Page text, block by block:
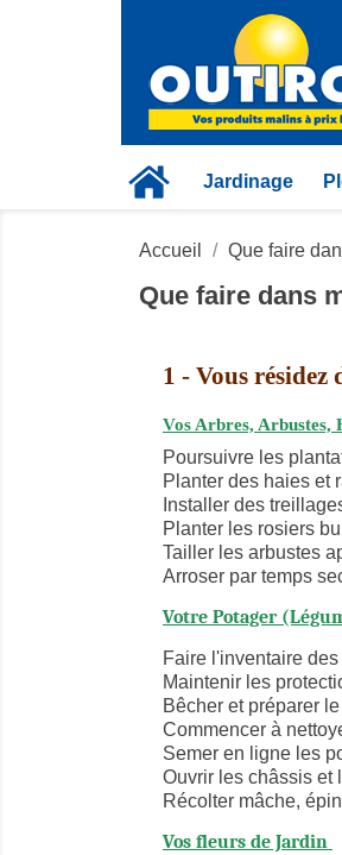
Jardinage
Accueil Que faire
Que faire dans
1 - Vous résidez
Vos Arbres, Arbustes,
Poursuivre les
Planter des haies et
Installer des
Planter les rosiers
Tailler les arbustes
Arroser par temps
Votre Potager
Faire l'inventaire
Maintenir les
Bêcher et préparer
Commencer à
Semer en ligne les
Ouvrir les châssis et
Récolter mâche,
Vos fleurs de Jardin